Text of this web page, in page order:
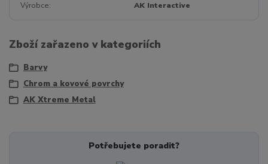
Výrobce AK Interactive
Zboží zařazeno v kategoriích
Barvy
Chrom a kovové povrchy
AK Xtreme Metal
Potřebujete poradit?